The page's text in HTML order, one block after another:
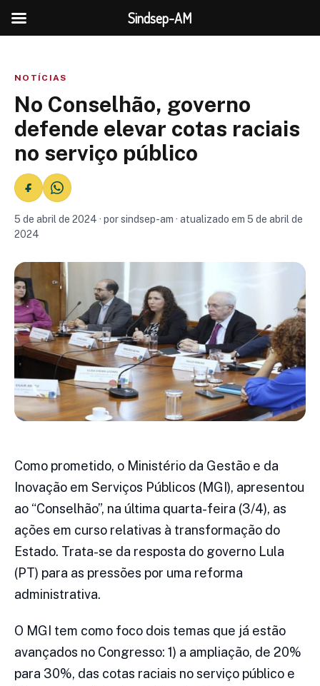
NOTÍCIAS
No Conselhão, governo
defende elevar cotas raciais
no serviço público
5 de abril de 2024 · por sindsep-am · atualizado em 5 de abril de
2024
Como prometido, o Ministério da Gestão e da
Inovação em Serviços Públicos (MGI), apresentou
ao “Conselhão”, na última quarta-feira (3/4), as
ações em curso relativas à transformação do
Estado. Trata-se da resposta do governo Lula
(PT) para as pressões por uma reforma
administrativa.
O MGI tem como foco dois temas que já estão
avançados no Congresso: 1) a ampliação, de 20%
para 30%, das cotas raciais no serviço público e
Sindsep-AM